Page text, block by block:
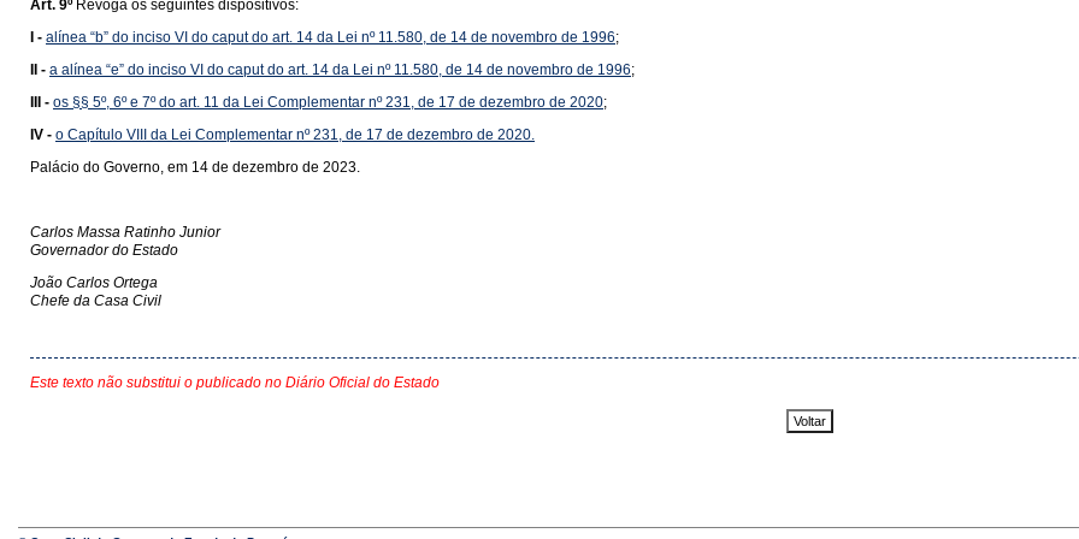
Art. 9º Revoga os seguintes dispositivos:
I - alínea “b” do inciso VI do caput do art. 14 da Lei nº 11.580, de 14 de novembro de 1996;
II - a alínea “e” do inciso VI do caput do art. 14 da Lei nº 11.580, de 14 de novembro de 1996;
III - os §§ 5º, 6º e 7º do art. 11 da Lei Complementar nº 231, de 17 de dezembro de 2020;
IV - o Capítulo VIII da Lei Complementar nº 231, de 17 de dezembro de 2020.
Palácio do Governo, em 14 de dezembro de 2023.
Carlos Massa Ratinho Junior
Governador do Estado
João Carlos Ortega
Chefe da Casa Civil
Este texto não substitui o publicado no Diário Oficial do Estado